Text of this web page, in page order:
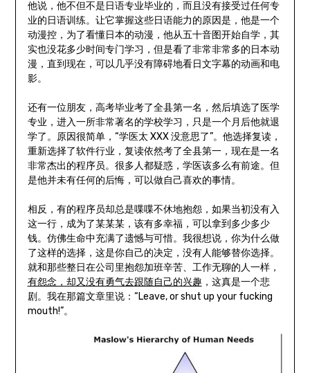
他说，他不但不是日语专业毕业的，而且没有接受过任何专
业的日语训练。让它掌握这些日语能力的原因是，他是一个
动漫控，为了看懂日本的动漫，他从五十音图开始自学，其
实也没花多少时间专门学习，但是看了非常非常多的日本动
漫，直到现在，可以几乎没有障碍地看日文字幕的动画和电
影。
还有一位朋友，高考毕业考了全县第一名，然后填选了医学
专业，进入一所非常著名的学校学习，只是一个月后他就退
学了。原因很简单，“学医太 XXX 没意思了”。他选择复读，
重新选择了软件行业，复读依然考了全县第一，现在是一名
非常杰出的程序员。很多人都疑惑，学医该多么有前途。但
是他并未有任何的后悔，可以做自己喜欢的事情。
相反，有的程序员却总是喋喋不休地抱怨，如果当初没有入
这一行，成为了某某某，该有多幸福，可以拿到多少多少
钱。仿佛生命中充满了遗憾与可惜。我很想说，你为什么做
了这样的选择，这是你自己的决定，没有人能够替你选择。
就和那些整日在公司里抱怨加班辛苦、工作无聊的人一样，
有怨念，却又没有勇气去跟随自己的兴趣 ，这真是一个悲
剧。我在那篇文章里说：“Leave, or shut up your fucking
mouth!”。